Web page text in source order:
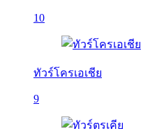
10
ทัวร์โครเอเชีย
9